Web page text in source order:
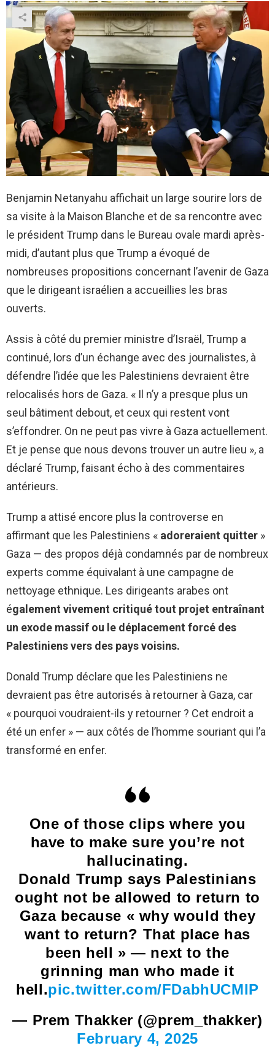
Benjamin Netanyahu affichait un large sourire lors de
sa visite à la Maison Blanche et de sa rencontre avec
le président Trump dans le Bureau ovale mardi après-
midi, d’autant plus que Trump a évoqué de
nombreuses propositions concernant l’avenir de Gaza
que le dirigeant israélien a accueillies les bras
ouverts.
Assis à côté du premier ministre d’Israël, Trump a
continué, lors d’un échange avec des journalistes, à
défendre l’idée que les Palestiniens devraient être
relocalisés hors de Gaza. « Il n’y a presque plus un
seul bâtiment debout, et ceux qui restent vont
s’effondrer. On ne peut pas vivre à Gaza actuellement.
Et je pense que nous devons trouver un autre lieu », a
déclaré Trump, faisant écho à des commentaires
antérieurs.
Trump a attisé encore plus la controverse en
affirmant que les Palestiniens « adoreraient quitter »
Gaza — des propos déjà condamnés par de nombreux
experts comme équivalant à une campagne de
nettoyage ethnique. Les dirigeants arabes ont
également vivement critiqué tout projet entraînant
un exode massif ou le déplacement forcé des
Palestiniens vers des pays voisins.
Donald Trump déclare que les Palestiniens ne
devraient pas être autorisés à retourner à Gaza, car
« pourquoi voudraient-ils y retourner ? Cet endroit a
été un enfer » — aux côtés de l’homme souriant qui l’a
transformé en enfer.
One of those clips where you
have to make sure you’re not
hallucinating.
Donald Trump says Palestinians
ought not be allowed to return to
Gaza because « why would they
want to return? That place has
been hell » — next to the
grinning man who made it
hell.pic.twitter.com/FDabhUCMIP
— Prem Thakker (@prem_thakker)
February 4, 2025